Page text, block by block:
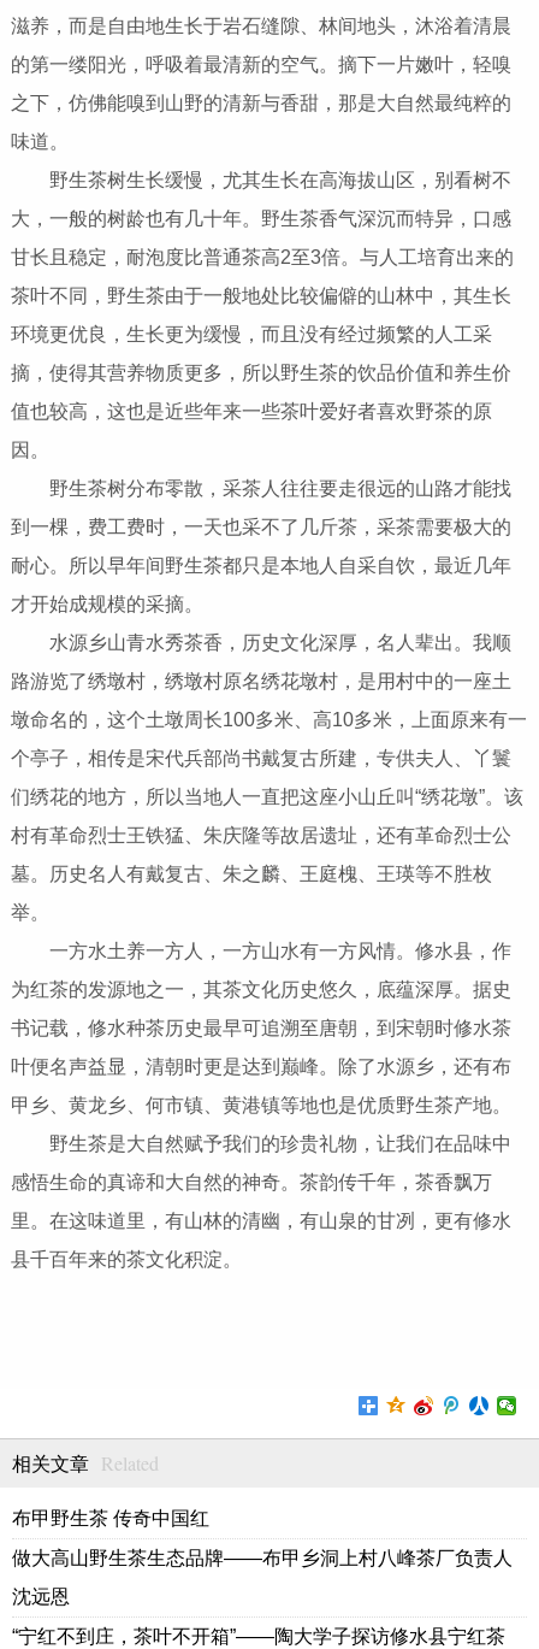
滋养，而是自由地生长于岩石缝隙、林间地头，沐浴着清晨
的第一缕阳光，呼吸着最清新的空气。摘下一片嫩叶，轻嗅
之下，仿佛能嗅到山野的清新与香甜，那是大自然最纯粹的
味道。
野生茶树生长缓慢，尤其生长在高海拔山区，别看树不
大，一般的树龄也有几十年。野生茶香气深沉而特异，口感
甘长且稳定，耐泡度比普通茶高2至3倍。与人工培育出来的
茶叶不同，野生茶由于一般地处比较偏僻的山林中，其生长
环境更优良，生长更为缓慢，而且没有经过频繁的人工采
摘，使得其营养物质更多，所以野生茶的饮品价值和养生价
值也较高，这也是近些年来一些茶叶爱好者喜欢野茶的原
因。
野生茶树分布零散，采茶人往往要走很远的山路才能找
到一棵，费工费时，一天也采不了几斤茶，采茶需要极大的
耐心。所以早年间野生茶都只是本地人自采自饮，最近几年
才开始成规模的采摘。
水源乡山青水秀茶香，历史文化深厚，名人辈出。我顺
路游览了绣墩村，绣墩村原名绣花墩村，是用村中的一座土
墩命名的，这个土墩周长100多米、高10多米，上面原来有一
个亭子，相传是宋代兵部尚书戴复古所建，专供夫人、丫鬟
们绣花的地方，所以当地人一直把这座小山丘叫“绣花墩”。该
村有革命烈士王铁猛、朱庆隆等故居遗址，还有革命烈士公
墓。历史名人有戴复古、朱之麟、王庭槐、王瑛等不胜枚
举。
一方水土养一方人，一方山水有一方风情。修水县，作
为红茶的发源地之一，其茶文化历史悠久，底蕴深厚。据史
书记载，修水种茶历史最早可追溯至唐朝，到宋朝时修水茶
叶便名声益显，清朝时更是达到巅峰。除了水源乡，还有布
甲乡、黄龙乡、何市镇、黄港镇等地也是优质野生茶产地。
野生茶是大自然赋予我们的珍贵礼物，让我们在品味中
感悟生命的真谛和大自然的神奇。茶韵传千年，茶香飘万
里。在这味道里，有山林的清幽，有山泉的甘冽，更有修水
县千百年来的茶文化积淀。
相关文章 Related
布甲野生茶 传奇中国红
做大高山野生茶生态品牌——布甲乡洞上村八峰茶厂负责人
沈远恩
“宁红不到庄，茶叶不开箱”——陶大学子探访修水县宁红茶